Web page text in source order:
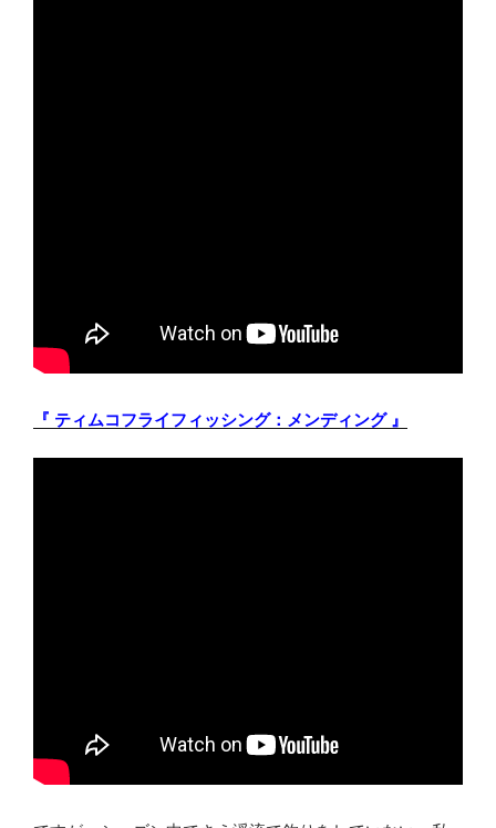
『 ティムコフライフィッシング：メンディング 』